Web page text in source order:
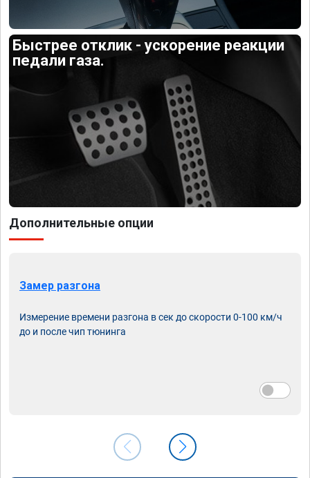
Быстрее отклик - ускорение реакции
педали газа.
Дополнительные опции
Замер разгона
Измерение времени разгона в сек до скорости 0-100 км/ч
до и после чип тюнинга